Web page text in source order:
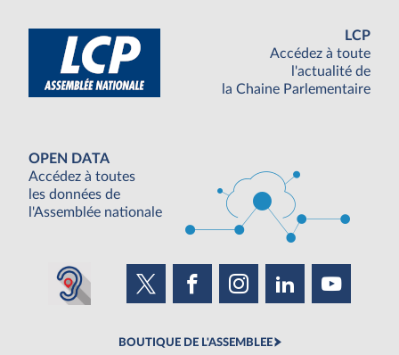
LCP
Accédez à toute
l'actualité de
la Chaine Parlementaire
OPEN DATA
Accédez à toutes
les données de
l'Assemblée nationale
BOUTIQUE DE L'ASSEMBLEE